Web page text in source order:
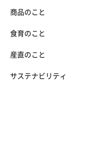
商品のこと
食育のこと
産直のこと
サステナビリティ